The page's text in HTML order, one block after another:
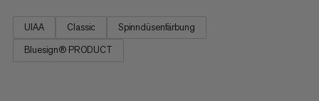
UIAA Classic
Spinndüsenfärbung
Bluesign® PRODUCT